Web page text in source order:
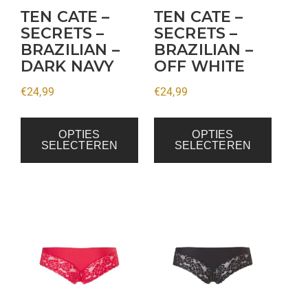
TEN CATE –
SECRETS –
BRAZILIAN –
DARK NAVY
€24,99
OPTIES
SELECTEREN
kan
gekozen
worden
op
de
TEN CATE –
SECRETS –
BRAZILIAN –
OFF WHITE
€24,99
OPTIES
SELECTEREN
kan
gekozen
worden
op
de
meerdere
variaties.
meerdere
variaties.